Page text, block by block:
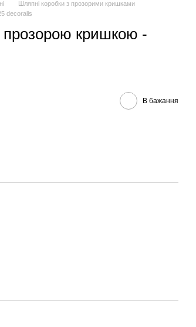
Шляпні коробки з прозорими кришками
decoralis
прозорою кришкою -
В бажання